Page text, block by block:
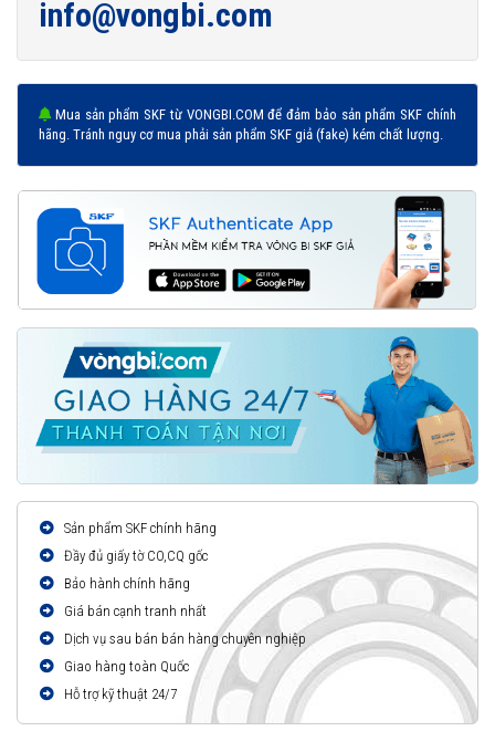
info@vongbi.com
Mua sản phẩm SKF từ VONGBI.COM để đảm bảo sản phẩm SKF chính
hãng. Tránh nguy cơ mua phải sản phẩm SKF giả (fake) kém chất lượng.
Sản phẩm SKF chính hãng
Đầy đủ giấy tờ CO,CQ gốc
Bảo hành chính hãng
Giá bán cạnh tranh nhất
Dịch vụ sau bán bán hàng chuyên nghiệp
Giao hàng toàn Quốc
Hỗ trợ kỹ thuật 24/7